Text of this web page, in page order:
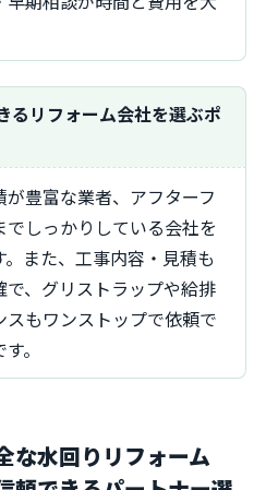
るリフォーム会社を選ぶポ
でしっかりしている会社を
また、工事内容・見積も
で、グリストラップや給排
もワンストップで依頼で
。
な水回りリフォーム